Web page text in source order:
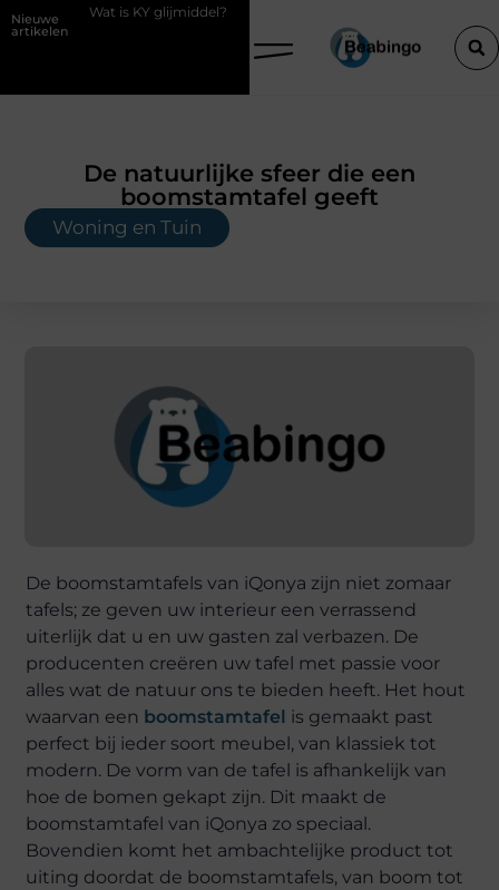
Nieuwe
artikelen
glijmiddel? Waarom kiezen voor een boekhouder in Kortrijk bij
De natuurlijke sfeer die een
boomstamtafel geeft
Woning en Tuin
De boomstamtafels van iQonya zijn niet zomaar
tafels; ze geven uw interieur een verrassend
uiterlijk dat u en uw gasten zal verbazen. De
producenten creëren uw tafel met passie voor
alles wat de natuur ons te bieden heeft. Het hout
waarvan een boomstamtafel is gemaakt past
perfect bij ieder soort meubel, van klassiek tot
modern. De vorm van de tafel is afhankelijk van
hoe de bomen gekapt zijn. Dit maakt de
boomstamtafel van iQonya zo speciaal.
Bovendien komt het ambachtelijke product tot
uiting doordat de boomstamtafels, van boom tot